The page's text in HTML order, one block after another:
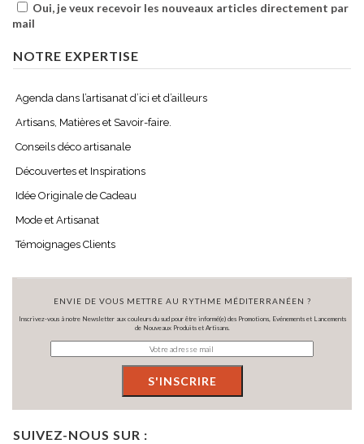
Oui, je veux recevoir les nouveaux articles directement par
mail
NOTRE EXPERTISE
Agenda dans l’artisanat d’ici et d’ailleurs
Artisans, Matières et Savoir-faire.
Conseils déco artisanale
Découvertes et Inspirations
Idée Originale de Cadeau
Mode et Artisanat
Témoignages Clients
ENVIE DE VOUS METTRE AU RYTHME MÉDITERRANÉEN ?
Inscrivez-vous à notre Newsletter aux couleurs du sud pour être informé(e) des Promotions, Evénements et Lancements
de Nouveaux Produits et Artisans.
SUIVEZ-NOUS SUR :